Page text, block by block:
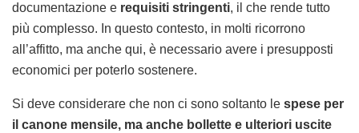
documentazione e requisiti stringenti, il che rende tutto
più complesso. In questo contesto, in molti ricorrono
all’affitto, ma anche qui, è necessario avere i presupposti
economici per poterlo sostenere.
Si deve considerare che non ci sono soltanto le spese per
il canone mensile, ma anche bollette e ulteriori uscite